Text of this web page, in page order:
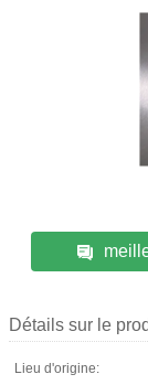
Détails sur le
Lieu d'origine: